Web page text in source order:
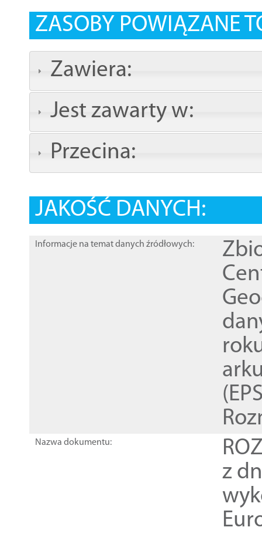
ZASOBY POWIĄZANE
Zawiera:
Jest zawarty w:
Przecina:
JAKOŚĆ DANYCH:
Informacje na temat danych źródłowych:
Nazwa dokumentu:
z